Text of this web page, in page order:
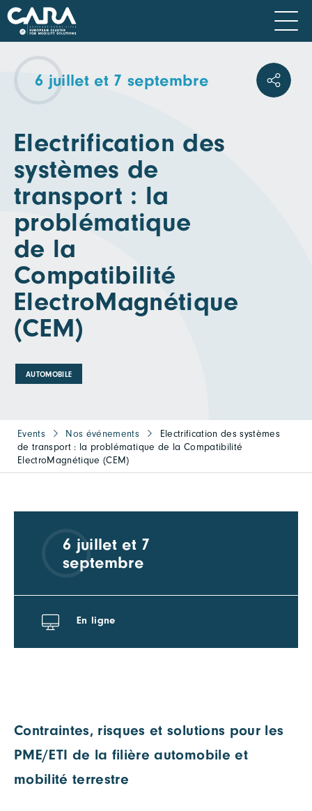
6 juillet et 7 septembre
Electrification des
systèmes de
transport : la
problématique
de la
Compatibilité
ElectroMagnétique
(CEM)
AUTOMOBILE
Events Nos événements
Electrification des systèmes
de transport : la problématique de la Compatibilité
ElectroMagnétique (CEM)
Contraintes, risques et solutions pour les
PME/ETI de la filière automobile et
mobilité terrestre
6 juillet et 7
septembre
En ligne